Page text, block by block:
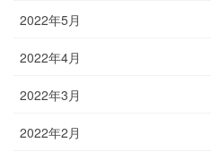
2022年5月
2022年4月
2022年3月
2022年2月